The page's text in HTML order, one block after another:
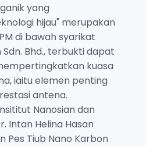
yang
hijau" merupakan
di bawah syarikat
Bhd., terbukti dapat
kuasa
iaitu elemen penting
antena.
Nanosian dan
Intan Helina Hasan
Pes Tiub Nano Karbon